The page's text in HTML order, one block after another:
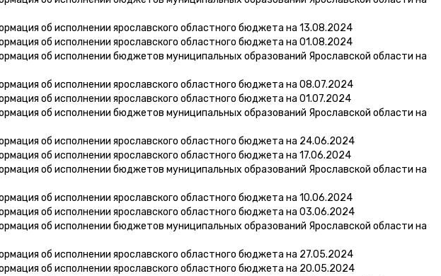
об исполнении ярославского областного бюджета на 13.08.2024
об исполнении ярославского областного бюджета на 01.08.2024
об исполнении бюджетов муниципальных образований Ярославской области на
об исполнении ярославского областного бюджета на 08.07.2024
об исполнении ярославского областного бюджета на 01.07.2024
об исполнении бюджетов муниципальных образований Ярославской области на
об исполнении ярославского областного бюджета на 24.06.2024
об исполнении ярославского областного бюджета на 17.06.2024
об исполнении бюджетов муниципальных образований Ярославской области на
об исполнении ярославского областного бюджета на 10.06.2024
об исполнении ярославского областного бюджета на 03.06.2024
об исполнении бюджетов муниципальных образований Ярославской области на
об исполнении ярославского областного бюджета на 27.05.2024
об исполнении ярославского областного бюджета на 20.05.2024